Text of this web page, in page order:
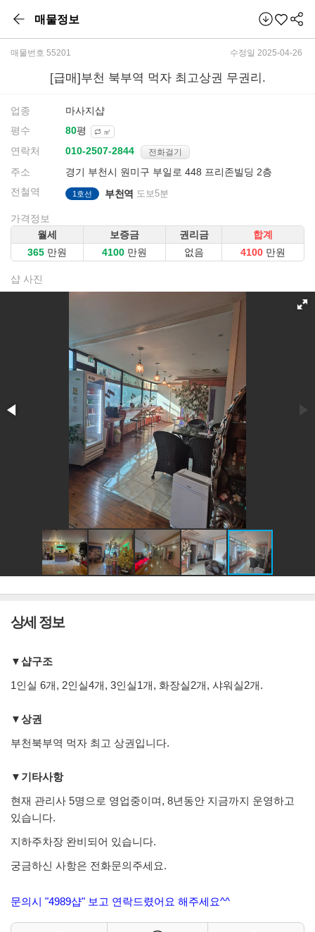
매물정보
매물번호 55201 수정일 2025-04-26
[급매]부천 북부역 먹자 최고상권 무권리.
업종
마사지샵
평수
평 ㎡
연락처 전화걸기
주소
경기 부천시 원미구 부일로 448 프리존빌딩 2층
전철역
1호선 부천역 도보5분
가격정보
월세
보증금 권리금
합계
만원
만원 없음 만원
샵 사진
상세 정보
▼샵구조
1인실 6개, 2인실4개, 3인실1개, 화장실2개, 샤워실2개.
▼상권
부천북부역 먹자 최고 상권입니다.
▼기타사항
현재 관리사 5명으로 영업중이며, 8년동안 지금까지 운영하고
있습니다.
지하주차장 완비되어 있습니다.
궁금하신 사항은 전화문의주세요.
문의시 "4989샵" 보고 연락드렸어요 해주세요^^